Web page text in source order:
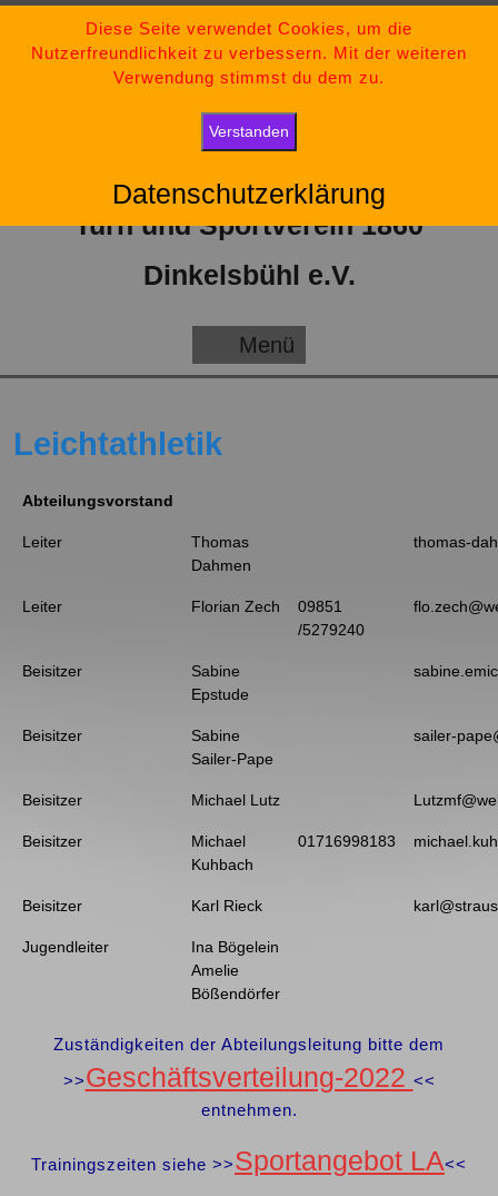
Inhalt
09851-554730
tsv-dinkelsbuehl@t-online.de
„Bleib stark, bleib positiv und gib niemals auf.“
Turn und Sportverein 1860
Dinkelsbühl e.V.
Menü
Leichtathletik
Abteilungsvorstand
Leiter
Thomas
Dahmen
thomas-
Leiter Florian Zech
09851
/5279240
Beisitzer
Sabine
Epstude
Beisitzer
Sabine
Sailer-Pape
sailer-
Beisitzer Michael Lutz
Beisitzer
Michael
Kuhbach
01716998183
Beisitzer Karl Rieck
Jugendleiter
Ina Bögelein
Amelie
Bößendörfer
Zuständigkeiten der Abteilungsleitung bitte dem
>>Geschäftsverteilung-2022 <<
entnehmen.
Trainingszeiten siehe >>Sportangebot LA<<
Diese Seite verwendet Cookies, um die
Nutzerfreundlichkeit zu verbessern. Mit der weiteren
Verwendung stimmst du dem zu.
Verstanden
Datenschutzerklärung